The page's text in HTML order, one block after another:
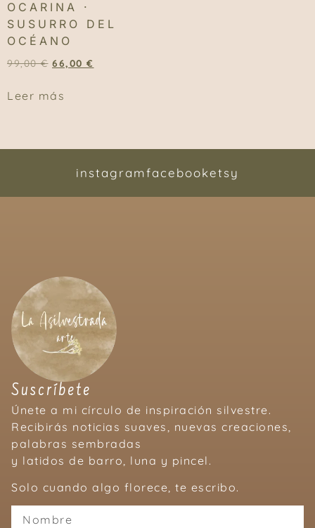
OCARINA ·
SUSURRO DEL
OCÉANO
99,00€ 66,00 €
Leer más
instagramfacebooketsy
Suscríbete
Únete a mi círculo de inspiración silvestre.
Recibirás noticias suaves, nuevas creaciones,
palabras sembradas
y latidos de barro, luna y pincel.
Solo cuando algo florece, te escribo.